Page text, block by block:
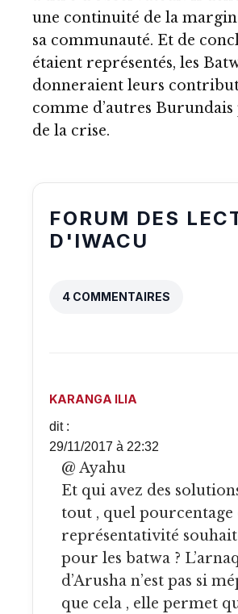
une continuité de la
sa communauté. Et de
étaient représentés, les
donneraient leurs
comme d’autres
de la crise.
FORUM DES
D'IWACU
4 COMMENTAIRES
KARANGA ILIA
dit :
29/11/2017 à 22:32
@ Ayahu
Et qui avez des
tout , quel pourcentage
représentativité
pour les batwa ?
d’Arusha n’est pas si
que cela , elle permet